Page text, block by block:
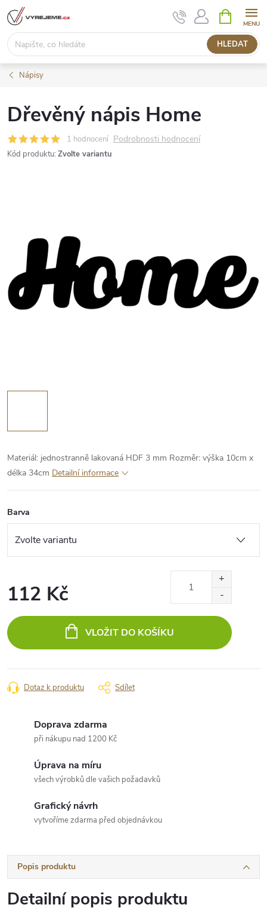
Přejít
na
obsah
HLEDAT
NÁKUPNÍ
KOŠÍK
Nápisy
Dřevěný nápis Home
1 hodnocení Podrobnosti hodnocení
Kód produktu: Zvolte variantu
Materiál: jednostranně lakovaná HDF 3 mm Rozměr: výška 10cm x
délka 34cm Detailní informace
Barva
112 Kč
cena:
VLOŽIT DO KOŠÍKU
Dotaz k produktu Sdílet
Doprava zdarma
při nákupu nad 1200 Kč
Úprava na míru
všech výrobků dle vašich požadavků
Grafický návrh
vytvoříme zdarma před objednávkou
Popis produktu
Detailní popis produktu